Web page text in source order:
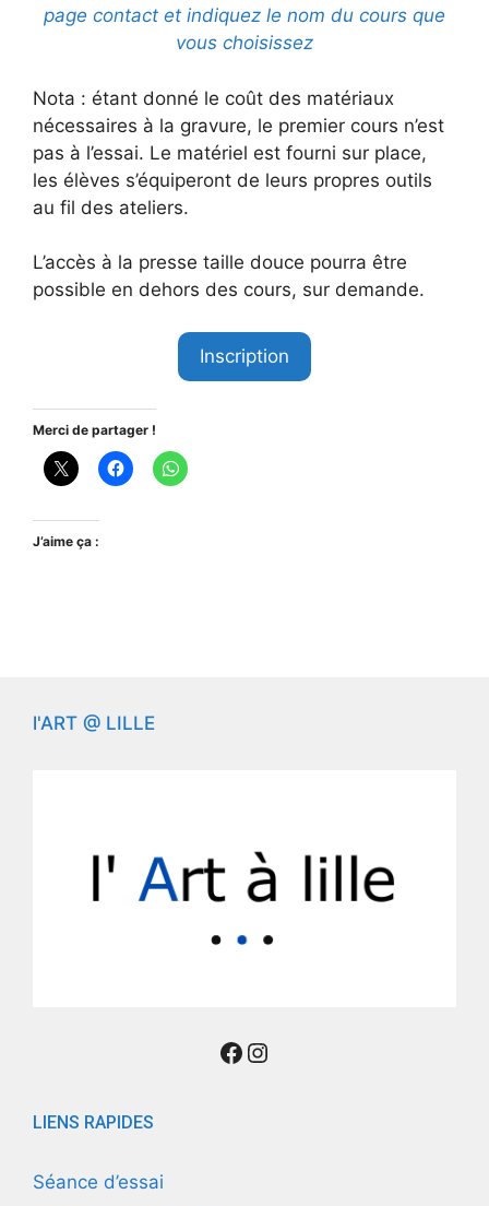
page contact et indiquez le nom du cours que
vous choisissez
Nota : étant donné le coût des matériaux
nécessaires à la gravure, le premier cours n’est
pas à l’essai. Le matériel est fourni sur place,
les élèves s’équiperont de leurs propres outils
au fil des ateliers.
L’accès à la presse taille douce pourra être
possible en dehors des cours, sur demande.
Inscription
Merci de partager !
J’aime ça :
l'ART @ LILLE
Suivez nousInstagram
LIENS RAPIDES
Séance d’essai